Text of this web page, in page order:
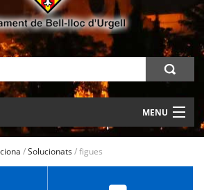
MENU
/Solucionats/figues